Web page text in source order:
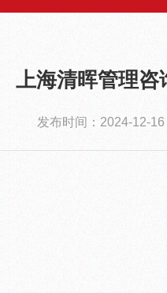
上海清晖管理咨
发布时间：2024-12-